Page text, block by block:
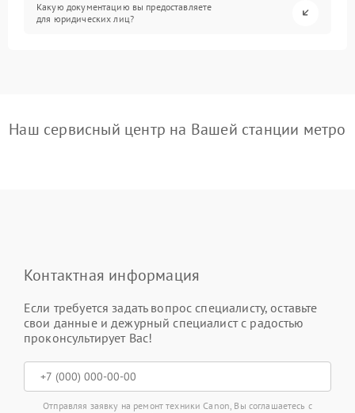
Какую документацию вы предоставляете
для юридических лиц?
Наш сервисный центр на Вашей станции метро
Контактная информация
Если требуется задать вопрос специалисту, оставьте
свои данные и дежурный специалист с радостью
проконсультирует Вас!
Отправляя заявку на ремонт техники Canon, Вы соглашаетесь с